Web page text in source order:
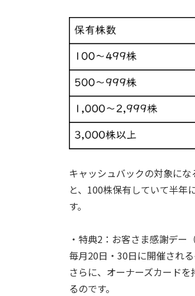
キャッシュバックの対象に
と、100株保有していて半
す。
・特典2：お客さま感謝デー
毎月20日・30日に開催され
さらに、オーナーズカード
るのです。